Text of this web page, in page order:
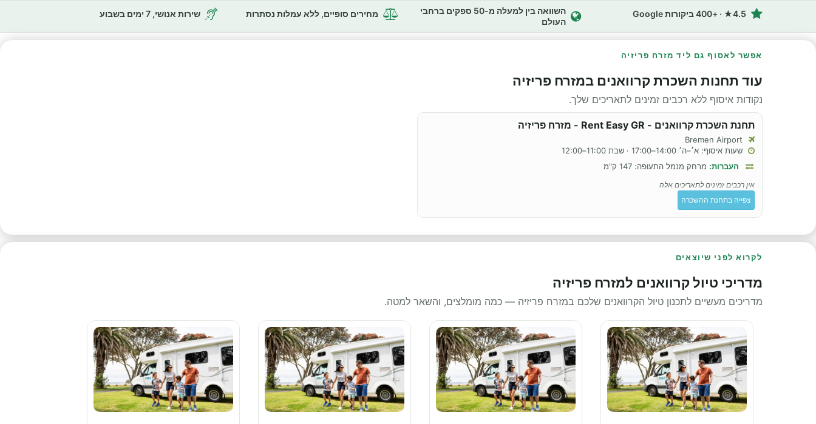
4.5★ · +400 ביקורות Google
השוואה בין למעלה מ-50 ספקים ברחבי
העולם
מחירים סופיים, ללא עמלות נסתרות שירות אנושי, 7 ימים בשבוע
אפשר לאסוף גם ליד מזרח פריזיה
עוד תחנות השכרת קרוואנים במזרח פריזיה
נקודות איסוף ללא רכבים זמינים לתאריכים שלך.
תחנת השכרת קרוואנים - Rent Easy GR - מזרח פריזיה
שעות איסוף: א׳–ה׳ 14:00–17:00 · שבת 11:00–12:00
העברות: מרחק מנמל התעופה: 147 ק"מ
אין רכבים זמינים לתאריכים אלה
צפייה בתחנת ההשכרה
לקרוא לפני שיוצאים
מדריכי טיול קרוואנים למזרח פריזיה
מדריכים מעשיים לתכנון טיול הקרוואנים שלכם במזרח פריזיה — כמה מומלצים, והשאר למטה.